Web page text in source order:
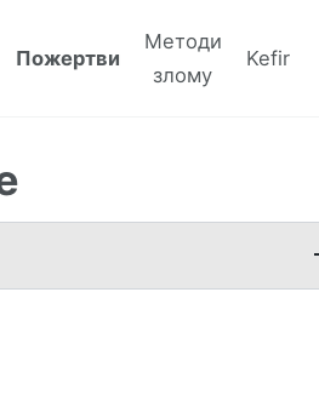
Пожертви
Методи
злому
Kefir